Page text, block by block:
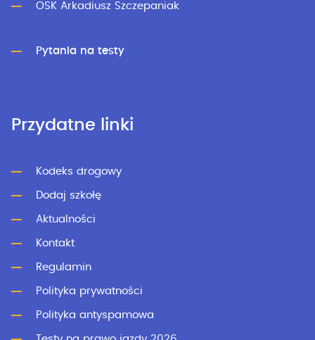
OSK Arkadiusz Szczepaniak
Pytania na testy
Przydatne linki
Kodeks drogowy
Dodaj szkołę
Aktualności
Kontakt
Regulamin
Polityka prywatności
Polityka antyspamowa